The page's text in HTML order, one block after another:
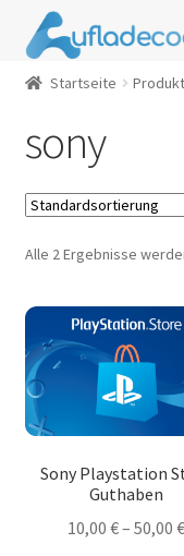
Zur
Navigation
springen
Zum
Inhalt
springen
Handy-Guthaben
Bezahlkarten
Geschenkkarten
Gamecards
Entertainment
SIM- & Kreditkarten
News
Startseite
sony
Alle 2 Ergebnisse
Sony Playstation
Guthaben
10,00 €–50,00 €